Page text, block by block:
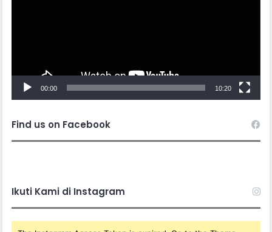
00:00 10:20
Find us on Facebook
Ikuti Kami di Instagram